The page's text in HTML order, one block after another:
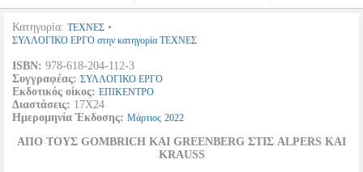
Κατηγορία: ΤΕΧΝΕΣ •
ΣΥΛΛΟΓΙΚΟ ΕΡΓΟ στην κατηγορία ΤΕΧΝΕΣ
ISBN: 978-618-204-112-3
Συγγραφέας: ΣΥΛΛΟΓΙΚΟ ΕΡΓΟ
Εκδοτικός οίκος: ΕΠΙΚΕΝΤΡΟ
Διαστάσεις: 17Χ24
Ημερομηνία Έκδοσης: Μάρτιος 2022
ΑΠΟ ΤΟΥΣ GOMBRICH ΚΑΙ GREENBERG ΣΤΙΣ ALPERS ΚΑΙ
KRAUSS